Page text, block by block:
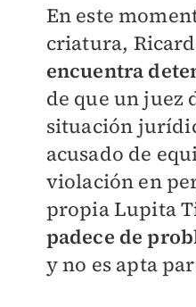
En este
criatura,
encuentra
de que un juez
situación
acusado de
violación en
propia Lupita
padece de
y no es apta